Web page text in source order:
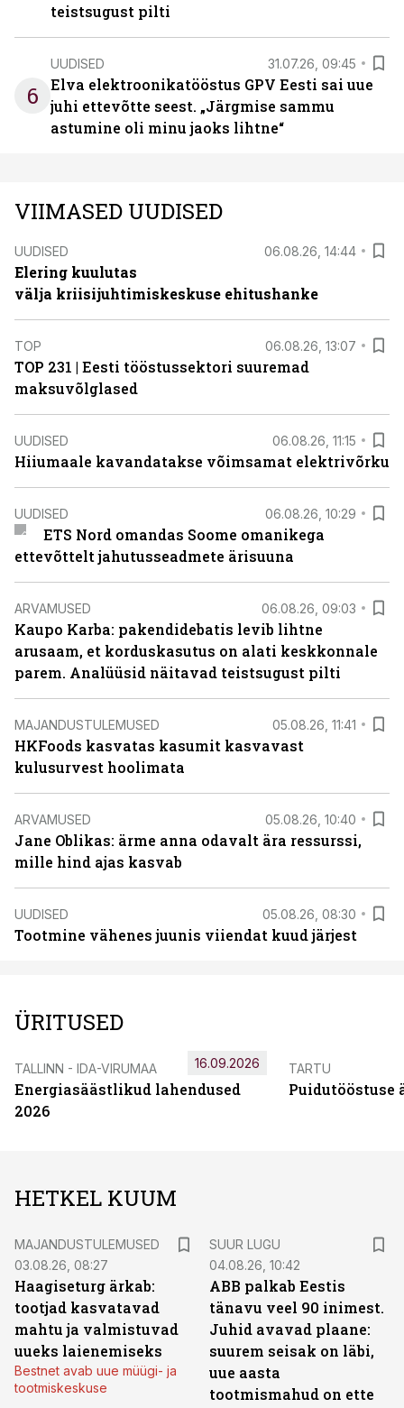
teistsugust pilti
6
UUDISED 31.07.26, 09:45
Elva elektroonikatööstus GPV Eesti sai uue
juhi ettevõtte seest. „Järgmise sammu
astumine oli minu jaoks lihtne“
VIIMASED UUDISED
UUDISED 06.08.26, 14:44
Elering kuulutas
välja kriisijuhtimiskeskuse ehitushanke
TOP 06.08.26, 13:07
TOP 231 | Eesti tööstussektori suuremad
maksuvõlglased
UUDISED 06.08.26, 11:15
Hiiumaale kavandatakse võimsamat elektrivõrku
UUDISED 06.08.26, 10:29
ETS Nord omandas Soome omanikega
ettevõttelt jahutusseadmete ärisuuna
ARVAMUSED 06.08.26, 09:03
Kaupo Karba: pakendidebatis levib lihtne
arusaam, et korduskasutus on alati keskkonnale
parem. Analüüsid näitavad teistsugust pilti
MAJANDUSTULEMUSED 05.08.26, 11:41
HKFoods kasvatas kasumit kasvavast
kulusurvest hoolimata
ARVAMUSED 05.08.26, 10:40
Jane Oblikas: ärme anna odavalt ära ressurssi,
mille hind ajas kasvab
UUDISED 05.08.26, 08:30
Tootmine vähenes juunis viiendat kuud järjest
ÜRITUSED
TALLINN - IDA-VIRUMAA
Energiasäästlikud lahendused
2026
16.09.2026 TARTU
Puidutööstuse
HETKEL KUUM
MAJANDUSTULEMUSED
03.08.26, 08:27
Haagiseturg ärkab:
tootjad kasvatavad
mahtu ja valmistuvad
uueks laienemiseks
Bestnet avab uue müügi- ja
tootmiskeskuse
SUUR LUGU
04.08.26, 10:42
ABB palkab Eestis
tänavu veel 90 inimest.
Juhid avavad plaane:
suurem seisak on läbi,
uue aasta
tootmismahud on ette